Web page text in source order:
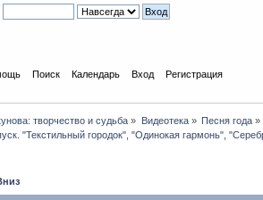
Поиск Календарь Вход Регистрация
творчество и судьба » Видеотека» Песня года»
"Текстильный городок", "Одинокая гармонь",